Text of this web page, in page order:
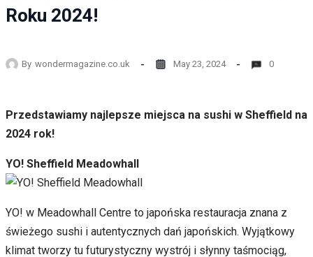
Roku 2024!
By wondermagazine.co.uk May 23, 2024 0
Przedstawiamy najlepsze miejsca na sushi w Sheffield na
2024 rok!
YO! Sheffield Meadowhall
YO! w Meadowhall Centre to japońska restauracja znana z
świeżego sushi i autentycznych dań japońskich. Wyjątkowy
klimat tworzy tu futurystyczny wystrój i słynny taśmociąg,